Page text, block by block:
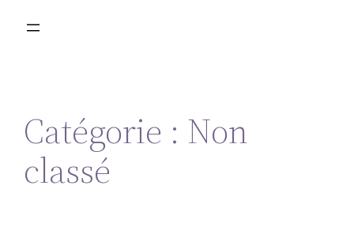
Catégorie : Non
classé